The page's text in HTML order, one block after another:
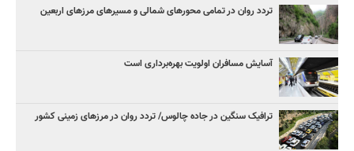
تردد روان در تمامی محورهای شمالی و مسیرهای مرزهای اربعین
آسایش مسافران اولویت بهره‌برداری است
ترافیک سنگین در جاده چالوس/ تردد روان در مرزهای زمینی کشور